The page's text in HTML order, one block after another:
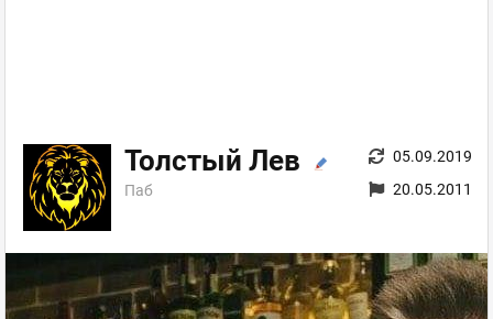
Толстый Лев
Паб
05.09.2019
20.05.2011